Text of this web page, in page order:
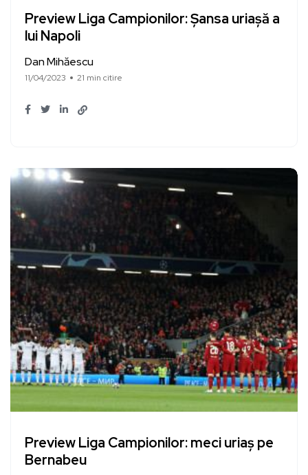
Preview Liga Campionilor: Șansa uriașă a
lui Napoli
Dan Mihăescu
11/04/2023 21 min citire
Preview Liga Campionilor: meci uriaș pe
Bernabeu